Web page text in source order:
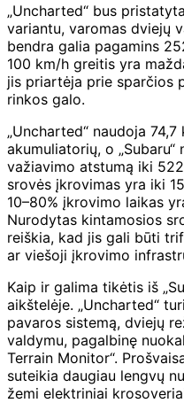
„Uncharted“ bus
variantu, varomas dviejų
bendra galia pagamins
100 km/h greitis yra
jis priartėja prie sparčios
rinkos galo.
„Uncharted“ naudoja
akumuliatorių, o
važiavimo atstumą iki
srovės įkrovimas yra iki
10–80% įkrovimo laikas
Nurodytas kintamosios
reiškia, kad jis gali būti
ar viešoji įkrovimo
Kaip ir galima tikėtis iš
aikštelėje. „Uncharted“
pavaros sistemą, dviejų
valdymu, pagalbinę
Terrain Monitor“.
suteikia daugiau lengvų
žemi elektriniai